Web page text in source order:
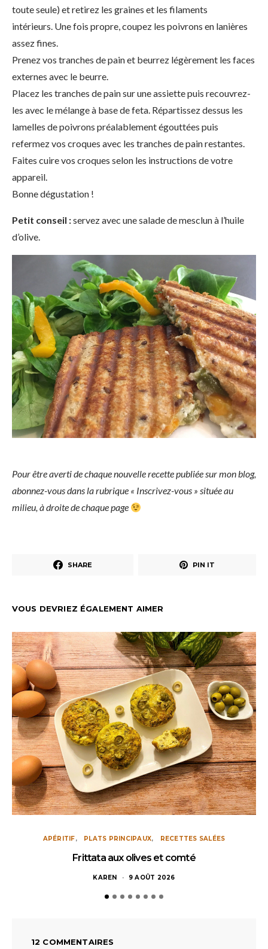
toute seule) et retirez les graines et les filaments
intérieurs. Une fois propre, coupez les poivrons en lanières
assez fines.
Prenez vos tranches de pain et beurrez légèrement les faces
externes avec le beurre.
Placez les tranches de pain sur une assiette puis recouvrez-
les avec le mélange à base de feta. Répartissez dessus les
lamelles de poivrons préalablement égouttées puis
refermez vos croques avec les tranches de pain restantes.
Faites cuire vos croques selon les instructions de votre
appareil.
Bonne dégustation !
Petit conseil :servez avec une salade de mesclun à l’huile
d’olive.
Pour être averti de chaque nouvelle recette publiée sur mon blog,
abonnez-vous dans la rubrique « Inscrivez-vous » située au
milieu, à droite de chaque page
SHARE PIN IT
VOUS DEVRIEZ ÉGALEMENT AIMER
APÉRITIF PLATS PRINCIPAUX RECETTES SALÉES
Frittata aux olives et comté
KAREN 9 AOÛT 2026
12 COMMENTAIRES